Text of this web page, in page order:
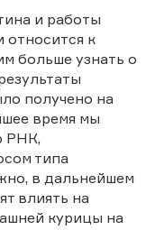
и работы
относится к
больше узнать о
получено на
время мы
РНК,
типа
в дальнейшем
влиять на
курицы на